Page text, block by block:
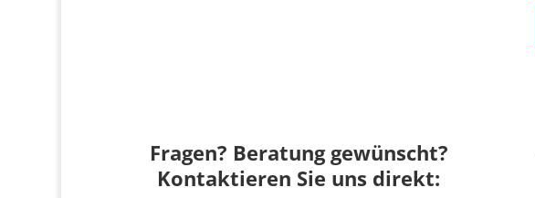
Fragen? Beratung gewünscht?
Kontaktieren Sie uns direkt: